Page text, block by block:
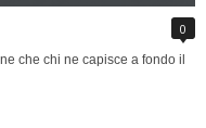
0
che chi ne capisce a fondo il